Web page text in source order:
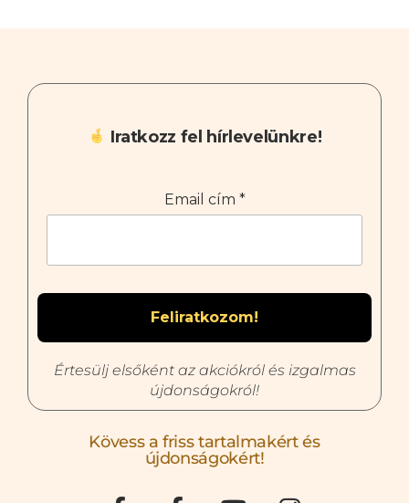
Iratkozz fel hírlevelünkre!
Email cím *
Értesülj elsőként az akciókról és izgalmas
újdonságokról!
Kövess a friss tartalmakért és
újdonságokért!